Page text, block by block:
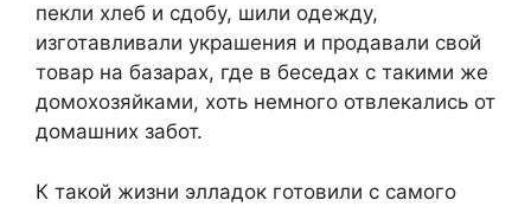
пекли хлеб и сдобу, шили одежду,
изготавливали украшения и продавали свой
товар на базарах, где в беседах с такими же
домохозяйками, хоть немного отвлекались от
домашних забот.
К такой жизни элладок готовили с самого